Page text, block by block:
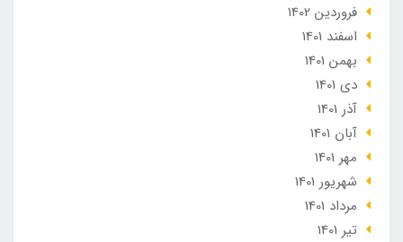
فروردین 1402
اسفند 1401
بهمن 1401
دی 1401
آذر 1401
آبان 1401
مهر 1401
شهریور 1401
مرداد 1401
تير 1401